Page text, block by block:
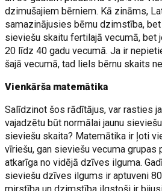
dzimušajiem bērniem. Kā zināms,
samazinājusies bērnu dzimstība,
sieviešu skaitu fertilajā vecumā, bet
20 līdz 40 gadu vecumā. Ja ir
šajā vecumā, tad liels bērnu skaits
Vienkārša matemātika
Salīdzinot šos rādītājus, var rasties
vajadzētu būt normālai jaunu
sieviešu skaita? Matemātika ir ļoti
vīriešu, gan sieviešu vecuma grupas
atkarīga no vidējā dzīves ilguma.
sieviešu dzīves ilgums ir aptuveni